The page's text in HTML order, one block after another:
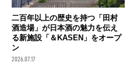
二百年以上の歴史を持つ「田村
酒造場」が日本酒の魅力を伝え
る新施設「＆KASEN」をオープ
ン
2026.07.17